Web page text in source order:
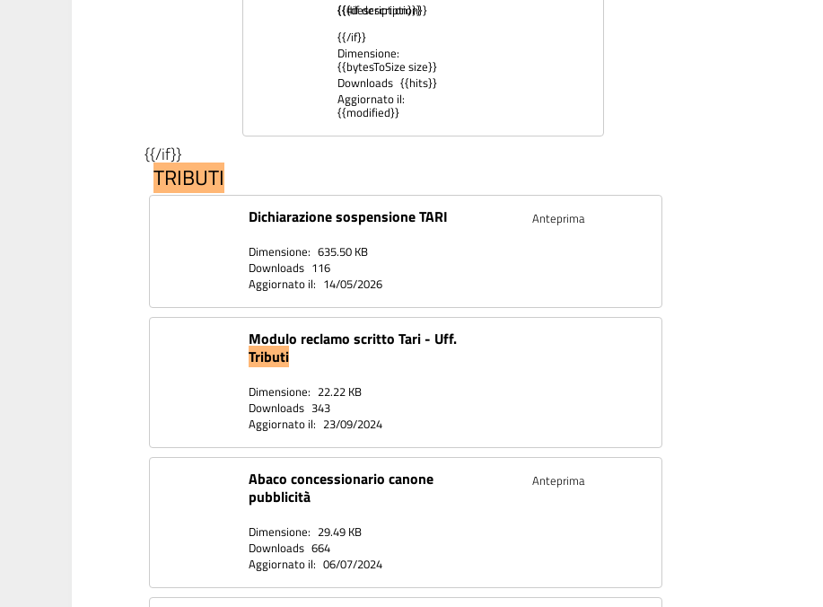
{{#if description}}
{{{description}}}
{{/if}}
Dimensione:
{{bytesToSize size}}
Downloads {{hits}}
Aggiornato il:
{{modified}}
{{/if}}
TRIBUTI
Dichiarazione sospensione TARI
Dimensione: 635.50 KB
Downloads 116
Aggiornato il: 14/05/2026
Anteprima
Modulo reclamo scritto Tari - Uff.
Tributi
Dimensione: 22.22 KB
Downloads 343
Aggiornato il: 23/09/2024
Abaco concessionario canone
pubblicità
Dimensione: 29.49 KB
Downloads 664
Aggiornato il: 06/07/2024
Anteprima